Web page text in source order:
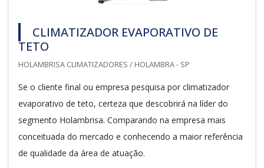
CLIMATIZADOR EVAPORATIVO DE
TETO
HOLAMBRISA CLIMATIZADORES / HOLAMBRA - SP
Se o cliente final ou empresa pesquisa por climatizador
evaporativo de teto, certeza que descobrirá na líder do
segmento Holambrisa. Comparando na empresa mais
conceituada do mercado e conhecendo a maior referência
de qualidade da área de atuação.